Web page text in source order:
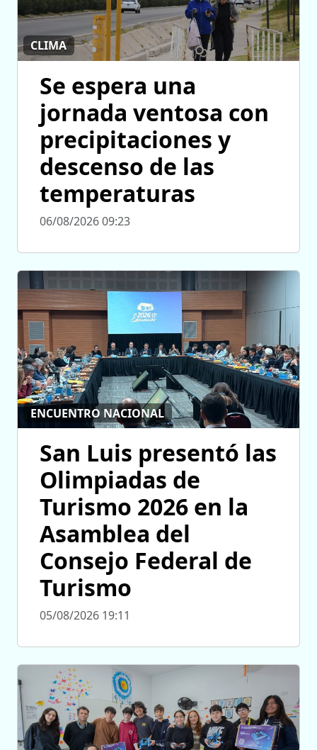
CLIMA
Se espera una
jornada ventosa con
precipitaciones y
descenso de las
temperaturas
06/08/2026 09:23
ENCUENTRO NACIONAL
San Luis presentó las
Olimpiadas de
Turismo 2026 en la
Asamblea del
Consejo Federal de
Turismo
05/08/2026 19:11